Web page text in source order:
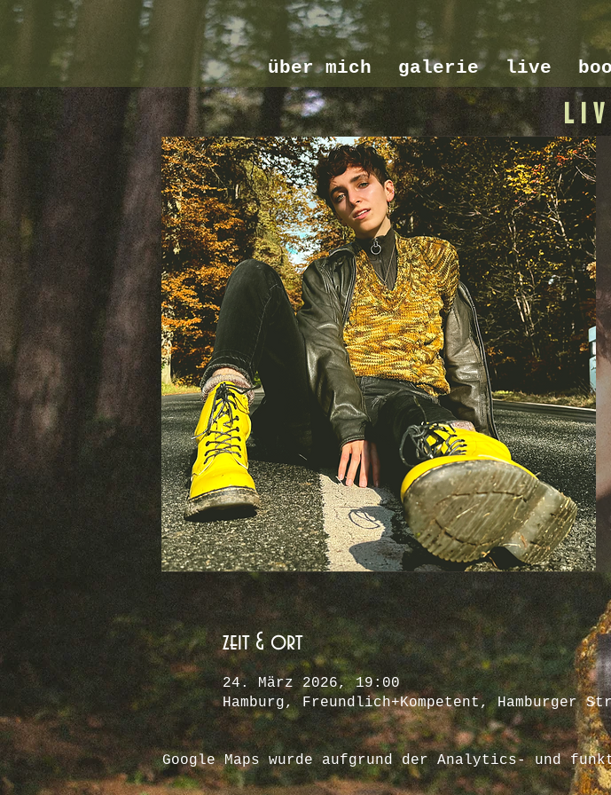
über mich galerie live
zeit & ort
24. März 2026, 19:00
Hamburg, Freundlich+Kompetent, Hamburger
Google Maps wurde aufgrund der Analytics- und